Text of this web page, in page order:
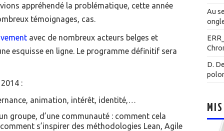
appréhendé la problématique, cette année
témoignages, cas.
avec de nombreux acteurs belges et
esquisse en ligne. Le programme définitif sera
:
animation, intérêt, identité,…
groupe, d’une communauté : comment cela
s’inspirer des méthodologies Lean, Agile
Au
D.